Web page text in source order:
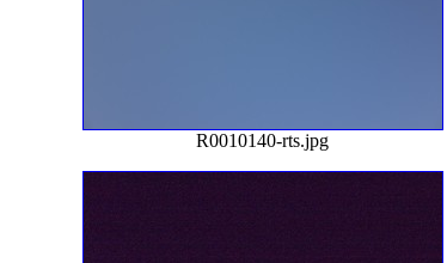
R0010140-rts.jpg